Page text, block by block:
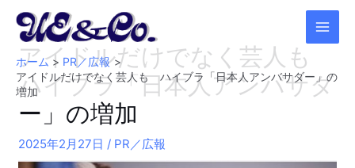
ホーム
PR／広報
アイドルだけでなく芸人も ハイブラ「日本人アンバサダー」の
増加
アイドルだけでなく芸人も
ハイブラ「日本人アンバサダ
ー」の増加
2025年2月27日 / PR／広報